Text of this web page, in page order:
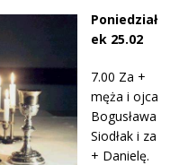
Poniedział
ek 25.02
7.00 Za +
męża i ojca
Bogusława
Siodłak i za
+ Danielę.